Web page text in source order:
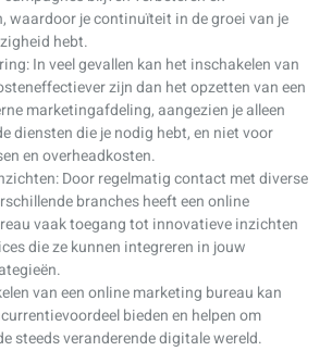
waardoor je continuïteit in de groei van je
hebt.
In veel gevallen kan het inschakelen van
zijn dan het opzetten van een
marketingafdeling, aangezien je alleen
diensten die je nodig hebt, en niet voor
en overheadkosten.
Door regelmatig contact met diverse
branches heeft een online
vaak toegang tot innovatieve inzichten
die ze kunnen integreren in jouw
van een online marketing bureau kan
bieden en helpen om
steeds veranderende digitale wereld.